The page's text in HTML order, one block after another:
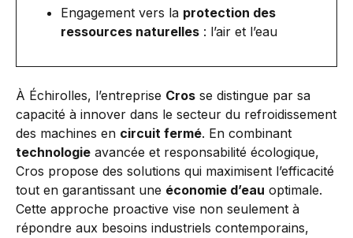
Engagement vers la protection des
ressources naturelles : l’air et l’eau
À Échirolles, l’entreprise Cros se distingue par sa
capacité à innover dans le secteur du refroidissement
des machines en circuit fermé. En combinant
technologie avancée et responsabilité écologique,
Cros propose des solutions qui maximisent l’efficacité
tout en garantissant une économie d’eau optimale.
Cette approche proactive vise non seulement à
répondre aux besoins industriels contemporains,